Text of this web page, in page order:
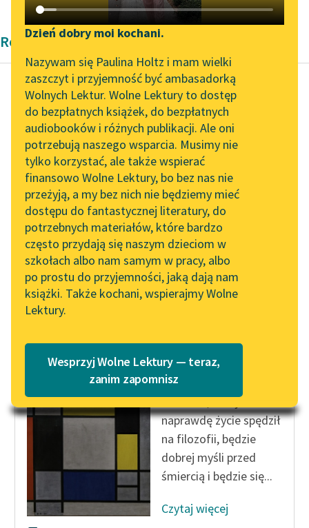
Katalog DAISY
Podkasty o książkach
Zgłoś brak utworu
Aktualności
„Prokurator Alicja Horn”
do słuchania
Byliśmy częścią AI Impact
Lab
Zapraszamy na spotkanie
online z tłumaczkami
literatury skandynawskiej
Spotkanie z Katarzyną
Tunkiel w Oslo
102. lata temu zmarł
Joseph Conrad
Lektury szkolne i klasyka
literatury do słuchania dla
uczennic i uczniów z
niepełnosprawnościami
szkolnych i literatury do
słuchania dla uczennic i
uczniów z
niepełnosprawnościami
Narzędzia
Mapa Wolnych Lektur
Leśmianator
Przewodnik dla piszących i
czytających
API
OAI-PMH
Widget Wolnych Lektur
Przypisy
Katalog w formacie PDF
Dzień dobry moi kochani.
Nazywam się Paulina Holtz i mam wielki
zaszczyt i przyjemność być ambasadorką
Wolnych Lektur. Wolne Lektury to dostęp
do bezpłatnych książek, do bezpłatnych
audiobooków i różnych publikacji. Ale oni
potrzebują naszego wsparcia. Musimy nie
tylko korzystać, ale także wspierać
finansowo Wolne Lektury, bo bez nas nie
przeżyją, a my bez nich nie będziemy mieć
dostępu do fantastycznej literatury, do
potrzebnych materiałów, które bardzo
często przydają się naszym dzieciom w
szkołach albo nam samym w pracy, albo
po prostu do przyjemności, jaką dają nam
książki. Także kochani, wspierajmy Wolne
Lektury.
Wesprzyj Wolne Lektury — teraz,
zanim zapomnisz
Rozprawa Platon
Platon
Fedon
A to był taki sen mniej
więcej. Nieraz mnie
nawiedzał w minionym
życiu i raz...
Czytaj więcej
Fedon
człowiek, który
naprawdę życie spędził
na filozofii, będzie
dobrej myśli przed
śmiercią i będzie się...
Czytaj więcej